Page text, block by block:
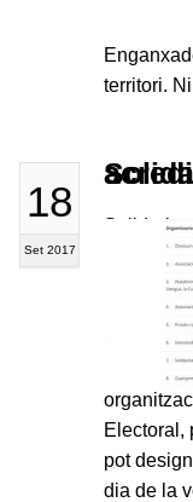
territori.
18
Set 2017
Solidaritat,
Electoral,
pot
dia de la